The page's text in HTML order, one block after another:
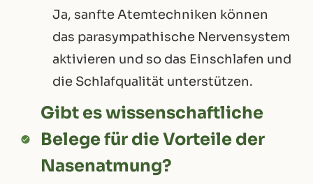
Ja, sanfte Atemtechniken können
das parasympathische Nervensystem
aktivieren und so das Einschlafen und
die Schlafqualität unterstützen.
Gibt es wissenschaftliche
Belege für die Vorteile der
Nasenatmung?